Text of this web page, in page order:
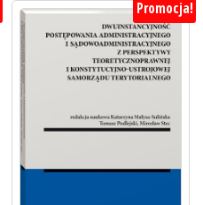
Promocja!